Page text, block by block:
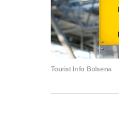
Tourist Info Bolsena